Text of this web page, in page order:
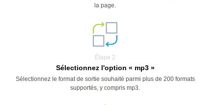
la page.
Étape 2
Sélectionnez l'option « mp3 »
Sélectionnez le format de sortie souhaité parmi plus de 200 formats
supportés, y compris mp3.